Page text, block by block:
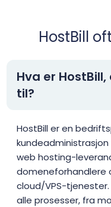
HostBill
Hva er
til?
HostBill er en
web hosting-
domeneforhandlere
cloud/VPS-
alle prosesser, fra